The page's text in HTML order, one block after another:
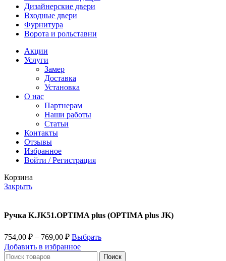
Дизайнерские двери
Входные двери
Фурнитура
Ворота и рольставни
Акции
Услуги
Замер
Доставка
Установка
О нас
Партнерам
Наши работы
Статьи
Контакты
Отзывы
Избранное
Войти / Регистрация
Корзина
Закрыть
Ручка K.JK51.OPTIMA plus (OPTIMA plus JK)
754,00 ₽ – 769,00 ₽ Выбрать
Добавить в избранное
Поиск